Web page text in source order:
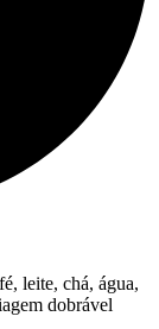
leite, chá, água,
dobrável